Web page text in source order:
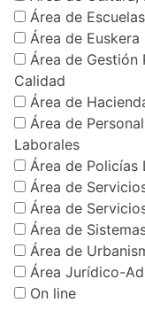
Área de
Área de Euskera
Área de Gestión
Calidad
Área de
Área de
Laborales
Área de Policías
Área de
Área de
Área de
Área de
Área Jurídico-
On line